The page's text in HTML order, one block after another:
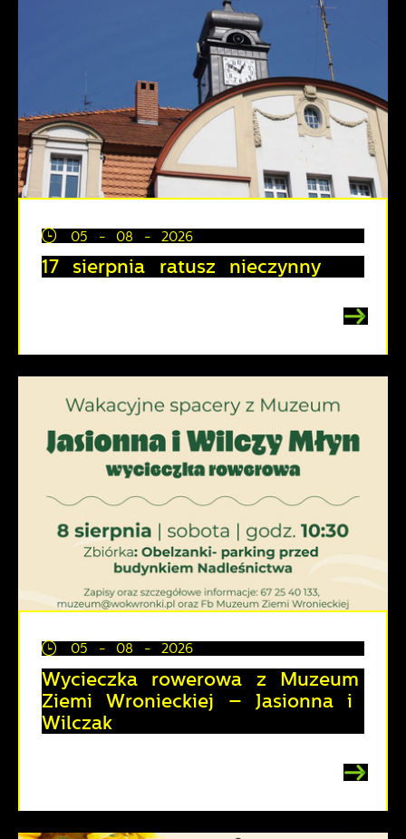
05 - 08 - 2026
17 sierpnia ratusz nieczynny
05 - 08 - 2026
Wycieczka rowerowa z Muzeum
Ziemi Wronieckiej – Jasionna i
Wilczak